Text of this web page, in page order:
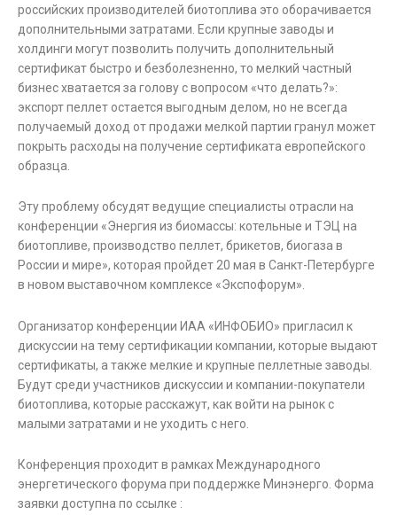
российских производителей биотоплива это оборачивается
дополнительными затратами. Если крупные заводы и
холдинги могут позволить получить дополнительный
сертификат быстро и безболезненно, то мелкий частный
бизнес хватается за голову с вопросом «что делать?»:
экспорт пеллет остается выгодным делом, но не всегда
получаемый доход от продажи мелкой партии гранул может
покрыть расходы на получение сертификата европейского
образца.
Эту проблему обсудят ведущие специалисты отрасли на
конференции «Энергия из биомассы: котельные и ТЭЦ на
биотопливе, производство пеллет, брикетов, биогаза в
России и мире», которая пройдет 20 мая в Санкт-Петербурге
в новом выставочном комплексе «Экспофорум».
Организатор конференции ИАА «ИНФОБИО» пригласил к
дискуссии на тему сертификации компании, которые выдают
сертификаты, а также мелкие и крупные пеллетные заводы.
Будут среди участников дискуссии и компании-покупатели
биотоплива, которые расскажут, как войти на рынок с
малыми затратами и не уходить с него.
Конференция проходит в рамках Международного
энергетического форума при поддержке Минэнерго. Форма
заявки доступна по ссылке :